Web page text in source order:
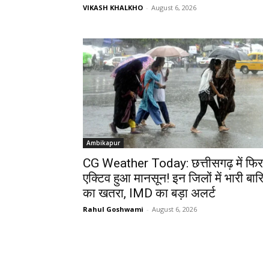
VIKASH KHALKHO - August 6, 2026
Ambikapur
CG Weather Today: छत्तीसगढ़ में फिर
एक्टिव हुआ मानसून! इन जिलों में भारी
का खतरा, IMD का बड़ा अलर्ट
Rahul Goshwami - August 6, 2026